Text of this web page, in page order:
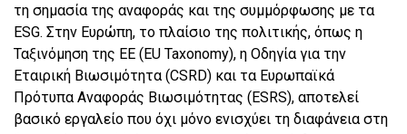
τη σημασία της αναφοράς και της συμμόρφωσης με τα
ESG. Στην Ευρώπη, το πλαίσιο της πολιτικής, όπως η
Ταξινόμηση της ΕΕ (EU Taxonomy), η Οδηγία για την
Εταιρική Βιωσιμότητα (CSRD) και τα Ευρωπαϊκά
Πρότυπα Αναφοράς Βιωσιμότητας (ESRS), αποτελεί
βασικό εργαλείο που όχι μόνο ενισχύει τη διαφάνεια στη